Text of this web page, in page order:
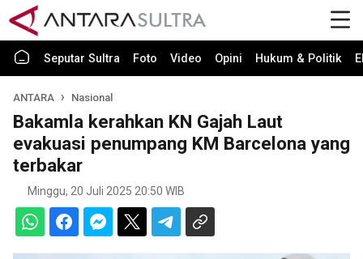
Seputar Sultra Foto Video Opini Hukum & Politik
ANTARA Nasional
Bakamla kerahkan KN Gajah Laut
evakuasi penumpang KM Barcelona yang
terbakar
Minggu, 20 Juli 2025 20:50 WIB